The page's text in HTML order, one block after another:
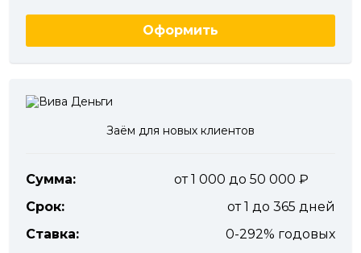
Оформить
Заём для новых клиентов
Сумма:
от 1 000 до 50 000
Срок:
от 1 до 365 дней
Ставка:
0-292% годовых